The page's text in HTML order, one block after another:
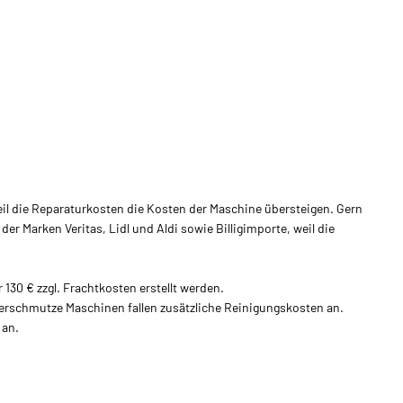
Reparaturkosten die Kosten der Maschine übersteigen. Gern
Marken Veritas, Lidl und Aldi sowie Billigimporte, weil die
€ zzgl. Frachtkosten erstellt werden.
Maschinen fallen zusätzliche Reinigungskosten an.